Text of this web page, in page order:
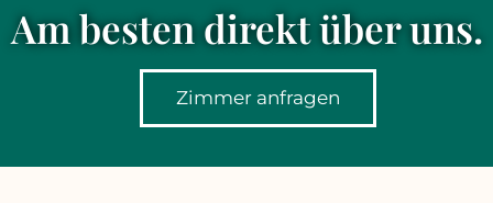
Am besten direkt über uns.
Zimmer anfragen